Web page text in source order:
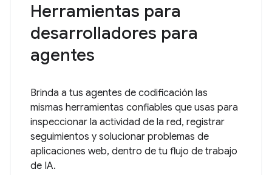
Herramientas para
desarrolladores para
agentes
Brinda a tus agentes de codificación las
mismas herramientas confiables que usas para
inspeccionar la actividad de la red, registrar
seguimientos y solucionar problemas de
aplicaciones web, dentro de tu flujo de trabajo
de IA.